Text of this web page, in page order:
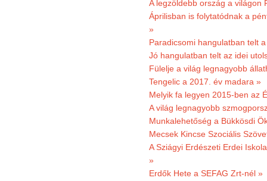
A legzöldebb ország a világon
Áprilisban is folytatódnak a
»
Paradicsomi hangulatban telt
Jó hangulatban telt az idei
Fülelje a világ legnagyobb
Tengelic a 2017. év madara »
Melyik fa legyen 2015-ben az
A világ legnagyobb
Munkalehetőség a Bükkösdi
Mecsek Kincse Szociális
A Sziágyi Erdészeti Erdei
»
Erdők Hete a SEFAG Zrt-nél »